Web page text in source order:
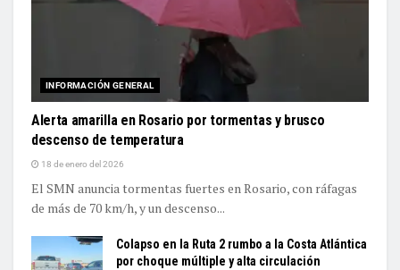
INFORMACIÓN GENERAL
Alerta amarilla en Rosario por tormentas y brusco
descenso de temperatura
18 de enero del 2026
El SMN anuncia tormentas fuertes en Rosario, con ráfagas
de más de 70 km/h, y un descenso...
Colapso en la Ruta 2 rumbo a la Costa Atlántica
por choque múltiple y alta circulación